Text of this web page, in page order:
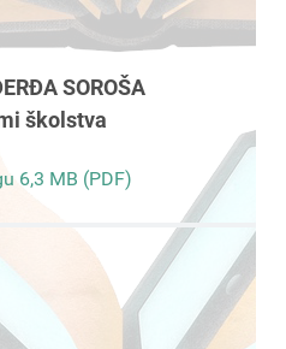
SOROŠA
školstva
6,3 MB (PDF)